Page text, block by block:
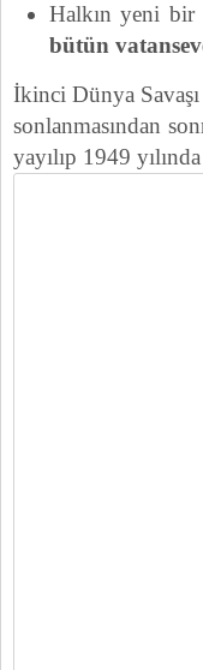
Halkın yeni bir
bütün
İkinci Dünya
sonlanmasından
yayılıp 1949